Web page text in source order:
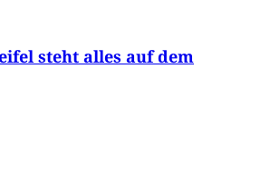
steht alles auf dem